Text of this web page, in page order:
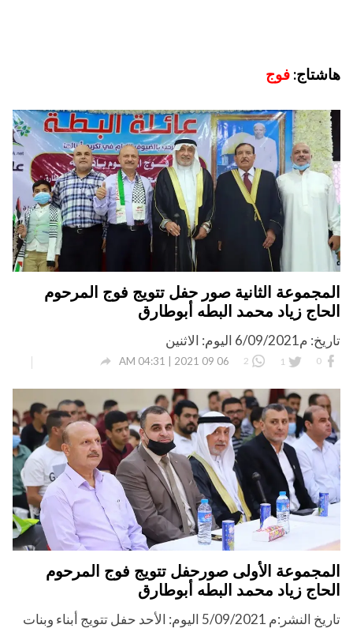
هاشتاج: فوج
المجموعة الثانية صور حفل تتويج فوج المرحوم
الحاج زياد محمد البطه أبوطارق
تاريخ: م6/09/2021 اليوم: الاثنين
0
1
2
06 09 2021 | 04:31 AM

المجموعة الأولى صورحفل تتويج فوج المرحوم
الحاج زياد محمد البطه أبوطارق
تاريخ النشر:م 5/09/2021 اليوم: الأحد حفل تتويج أبناء وبنات